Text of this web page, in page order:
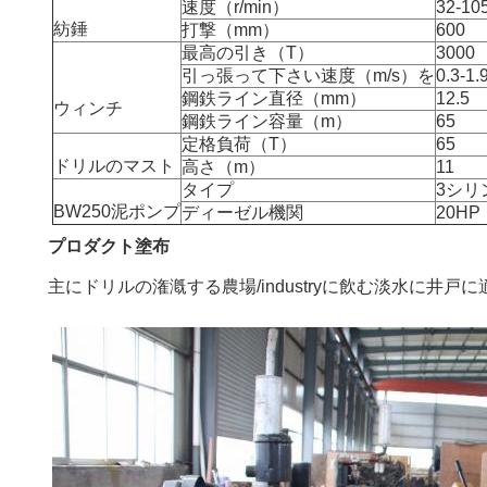
紡錘
速度（r/min）
32-
打撃（mm）
600
ウィンチ
最高の引き（T）
3000
引っ張って下さい速度（m/s）を0.3-
鋼鉄ライン直径（mm）
12.5
鋼鉄ライン容量（m）
65
ドリルのマスト
定格負荷（T）
65
高さ（m）
11
BW250泥ポンプ
タイプ
3シリ
ディーゼル機関
20HP
プロダクト塗布
主にドリルの潅漑する農場/industryに飲む淡水に井戸